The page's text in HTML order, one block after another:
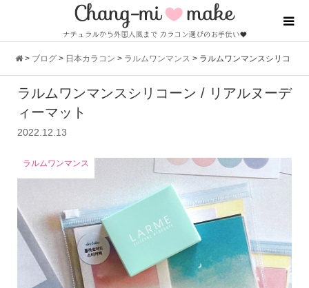
> ブログ > 日本カラコン > ラルムワンマンス > ラルムワンマンスシリコ
ーン / リアルヌーディーマット
ラルムワンマンスシリコーン / リアルヌーデ
ィーマット
2022.12.13
ラルムワンマンス